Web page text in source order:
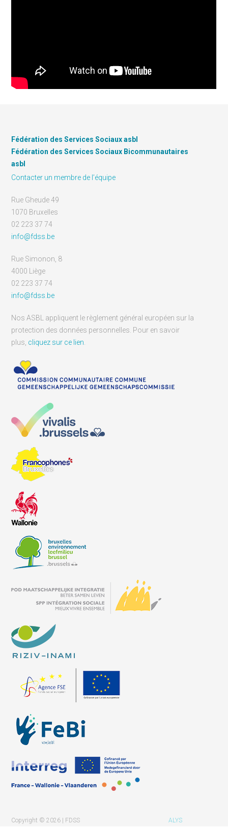
Fédération des Services Sociaux asbl
Fédération des Services Sociaux Bicommunautaires
asbl
Contacter un membre de l’équipe
Rue Gheude 49
1070 Bruxelles
02 223 37 74
info@fdss.be
Rue Simonon, 8
4000 Liège
02 223 37 74
info@fdss.be
Nos ASBL appliquent le règlement général européen sur la
protection des données personnelles. Pour en savoir
plus, cliquez sur ce lien
Copyright © 2026 | FDSS ALYS